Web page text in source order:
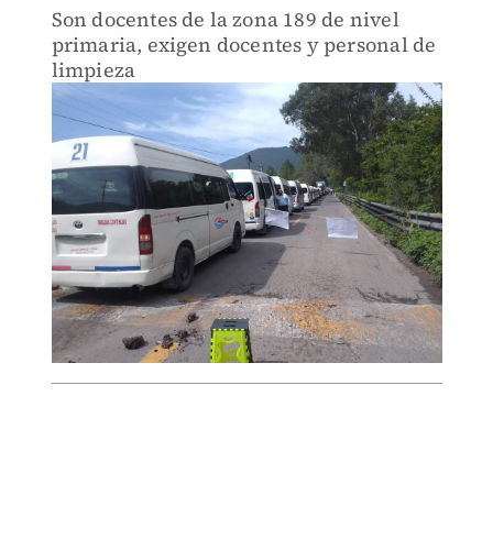
Son docentes de la zona 189 de nivel
primaria, exigen docentes y personal de
limpieza